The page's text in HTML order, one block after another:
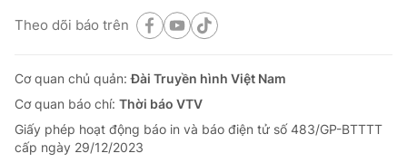
Theo dõi báo trên
Cơ quan chủ quản:Đài Truyền hình Việt Nam
Cơ quan báo chí: Thời báo VTV
Giấy phép hoạt động báo in và báo điện tử số 483/GP-BTTTT
cấp ngày 29/12/2023